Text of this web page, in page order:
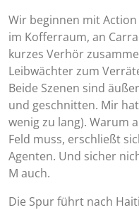
Wir beginnen mit
im Kofferraum, an
kurzes Verhör
Leibwächter zum
Beide Szenen sind
und geschnitten. Mir
wenig zu lang). Warum
Feld muss, erschließt
Agenten. Und sicher
M auch.
Die Spur führt nach